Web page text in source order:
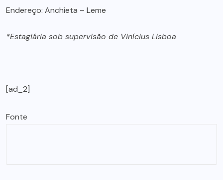
Endereço: Anchieta – Leme
*Estagiária sob supervisão de Vinícius Lisboa
[ad_2]
Fonte